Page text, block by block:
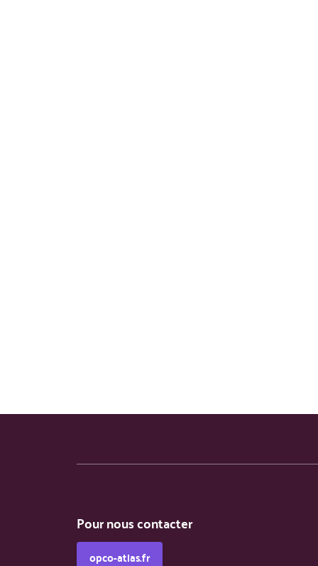
Pour nous contacter
opco-atlas.fr